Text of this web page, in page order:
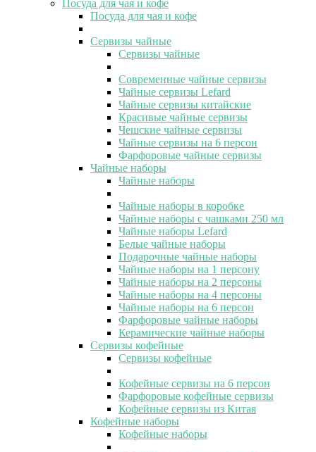
Посуда для чая и кофе
Посуда для чая и кофе
Сервизы чайные
Сервизы чайные
Современные чайные сервизы
Чайные сервизы Lefard
Чайные сервизы китайские
Красивые чайные сервизы
Чешские чайные сервизы
Чайные сервизы на 6 персон
Фарфоровые чайные сервизы
Чайные наборы
Чайные наборы
Чайные наборы в коробке
Чайные наборы с чашками 250 мл
Чайные наборы Lefard
Белые чайные наборы
Подарочные чайные наборы
Чайные наборы на 1 персону
Чайные наборы на 2 персоны
Чайные наборы на 4 персоны
Чайные наборы на 6 персон
Фарфоровые чайные наборы
Керамические чайные наборы
Сервизы кофейные
Сервизы кофейные
Кофейные сервизы на 6 персон
Фарфоровые кофейные сервизы
Кофейные сервизы из Китая
Кофейные наборы
Кофейные наборы